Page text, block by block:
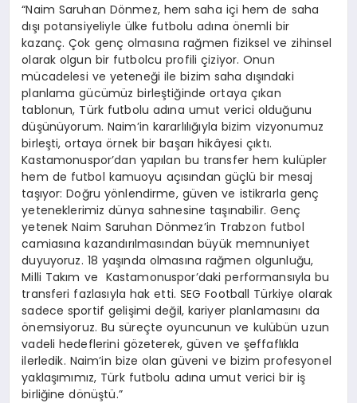
“Naim Saruhan Dönmez, hem saha içi hem de saha
dışı potansiyeliyle ülke futbolu adına önemli bir
kazanç. Çok genç olmasına rağmen fiziksel ve zihinsel
olarak olgun bir futbolcu profili çiziyor. Onun
mücadelesi ve yeteneği ile bizim saha dışındaki
planlama gücümüz birleştiğinde ortaya çıkan
tablonun, Türk futbolu adına umut verici olduğunu
düşünüyorum. Naim’in kararlılığıyla bizim vizyonumuz
birleşti, ortaya örnek bir başarı hikâyesi çıktı.
Kastamonuspor’dan yapılan bu transfer hem kulüpler
hem de futbol kamuoyu açısından güçlü bir mesaj
taşıyor: Doğru yönlendirme, güven ve istikrarla genç
yeteneklerimiz dünya sahnesine taşınabilir. Genç
yetenek Naim Saruhan Dönmez’in Trabzon futbol
camiasına kazandırılmasından büyük memnuniyet
duyuyoruz. 18 yaşında olmasına rağmen olgunluğu,
Milli Takım ve Kastamonuspor’daki performansıyla bu
transferi fazlasıyla hak etti. SEG Football Türkiye olarak
sadece sportif gelişimi değil, kariyer planlamasını da
önemsiyoruz. Bu süreçte oyuncunun ve kulübün uzun
vadeli hedeflerini gözeterek, güven ve şeffaflıkla
ilerledik. Naim’in bize olan güveni ve bizim profesyonel
yaklaşımımız, Türk futbolu adına umut verici bir iş
birliğine dönüştü.”